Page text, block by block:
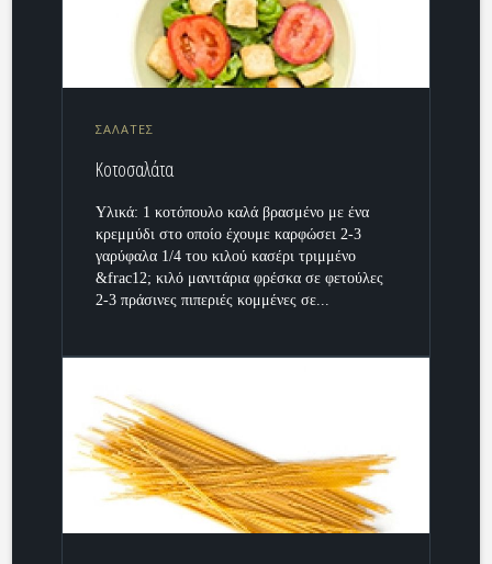
ΣΑΛΑΤΕΣ
Κοτοσαλάτα
Υλικά: 1 κοτόπουλο καλά βρασμένο με ένα
κρεμμύδι στο οποίο έχουμε καρφώσει 2-3
γαρύφαλα 1/4 του κιλού κασέρι τριμμένο
&frac12; κιλό μανιτάρια φρέσκα σε φετούλες
2-3 πράσινες πιπεριές κομμένες σε...